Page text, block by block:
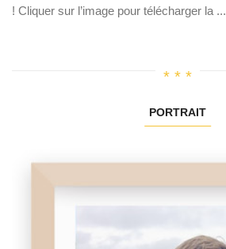
! Cliquer sur l’image pour télécharger la ...
PORTRAIT